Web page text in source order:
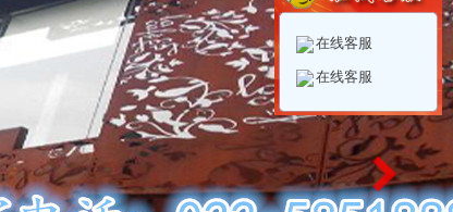
在线客服
在线客服